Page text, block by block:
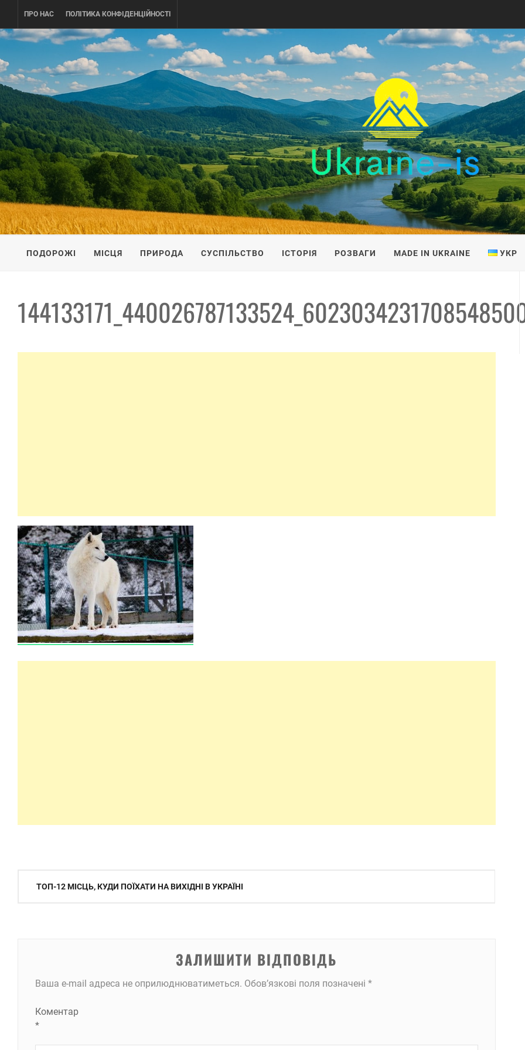
content
ПРО НАС ПОЛІТИКА КОНФІДЕНЦІЙНОСТІ
UKRAINE-IS
ПОДОРОЖI ПО УКРАЇНІ
ПОДОРОЖІ МІСЦЯ ПРИРОДА СУСПІЛЬСТВО ІСТОРІЯ РОЗВАГИ MADE IN UKRAINE УКР
Навігація
ТОП-12 МІСЦЬ, КУДИ ПОЇХАТИ НА ВИХІДНІ В УКРАЇНІ
ЗАЛИШИТИ ВІДПОВІДЬ
Ваша e-mail адреса не оприлюднюватиметься. Обов’язкові поля позначені *
Коментар
*